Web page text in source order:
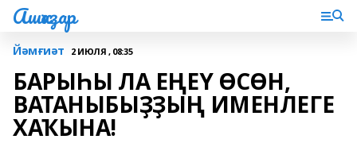
Ашҡаҙар
Йәмғиәт 2 ИЮЛЯ , 08:35
БАРЫҺЫ ЛА ЕҢЕҮ ӨСӨН,
ВАТАНЫБЫҘҘЫҢ ИМЕНЛЕГЕ
ХАҠЫНА!